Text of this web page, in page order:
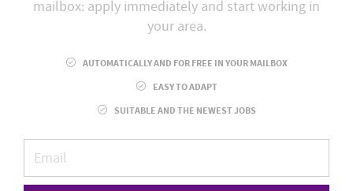
mailbox: apply immediately and start working in
your area.
AUTOMATICALLY AND FOR FREE IN YOUR MAILBOX
EASY TO ADAPT
SUITABLE AND THE NEWEST JOBS